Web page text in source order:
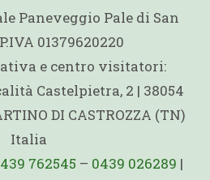
Paneveggio Pale di San
01379620220
e centro visitatori:
Castelpietra, 2 | 38054
DI CASTROZZA (TN)
Italia
762545 – 0439 026289 |